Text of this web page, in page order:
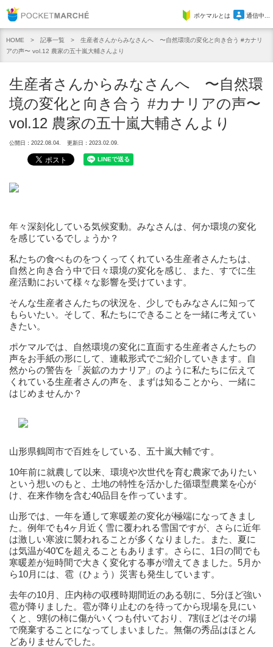
Pocket Marcheポケマルとは 通信中...
HOME 記事一覧
生産者さんからみなさんへ 〜自然環境の変化と向き合う #カナリ
アの声〜 vol.12 農家の五十嵐大輔さんより
生産者さんからみなさんへ 〜自然環
境の変化と向き合う #カナリアの声〜
vol.12 農家の五十嵐大輔さんより
公開日：2022.08.04. 更新日：2023.02.09.
年々深刻化している気候変動。みなさんは、何か環境の変化
を感じているでしょうか？
私たちの食べものをつくってくれている生産者さんたちは、
自然と向き合う中で日々環境の変化を感じ、また、すでに生
産活動において様々な影響を受けています。
そんな生産者さんたちの状況を、少しでもみなさんに知って
もらいたい。そして、私たちにできることを一緒に考えてい
きたい。
ポケマルでは、自然環境の変化に直面する生産者さんたちの
声をお手紙の形にして、連載形式でご紹介していきます。自
然からの警告を「炭鉱のカナリア」のように私たちに伝えて
くれている生産者さんの声を、まずは知ることから、一緒に
はじめませんか？
山形県鶴岡市で百姓をしている、五十嵐大輔です。
10年前に就農して以来、環境や次世代を育む農家でありたい
という想いのもと、土地の特性を活かした循環型農業を心が
け、在来作物を含む40品目を作っています。
山形では、一年を通して寒暖差の変化が極端になってきまし
た。例年でも4ヶ月近く雪に覆われる雪国ですが、さらに近年
は激しい寒波に襲われることが多くなりました。また、夏に
は気温が40℃を超えることもあります。さらに、1日の間でも
寒暖差が短時間で大きく変化する事が増えてきました。5月か
ら10月には、雹（ひょう）災害も発生しています。
去年の10月、庄内柿の収穫時期間近のある朝に、5分ほど強い
雹が降りました。雹が降り止むのを待ってから現場を見にい
くと、9割の柿に傷がいくつも付いており、7割ほどはその場
で廃棄することになってしまいました。無傷の秀品はほとん
どありませんでした。